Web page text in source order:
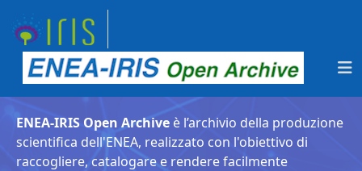
ENEA-IRIS Open Archive è l’archivio della produzione
scientifica dell'ENEA, realizzato con l'obiettivo di
raccogliere, catalogare e rendere facilmente